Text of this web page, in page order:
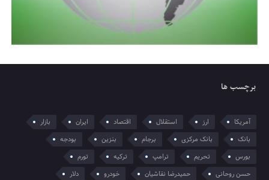
برچسب ها
آمریکا ارز استقلال اقتصاد ایران
بازار
بانک
بانک مرکزی برجام بنزین
بودجه
بورس
تحریم ترامپ ترکیه
تورم
حسن روحانی
حمیدرضا نقاشیان خودرو
دلار